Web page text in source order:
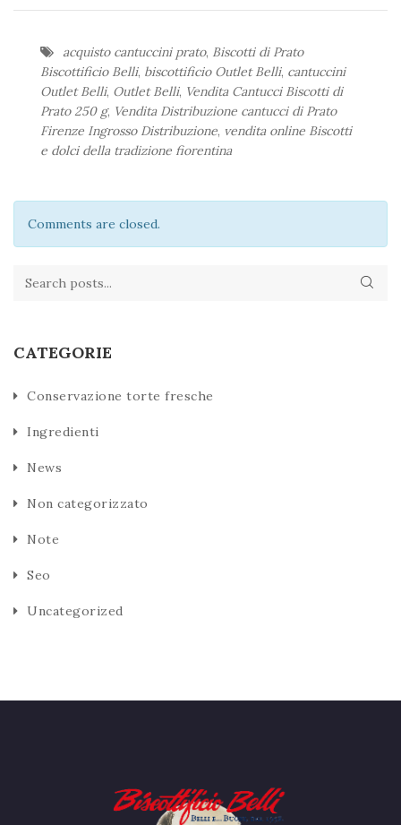
acquisto cantuccini prato, Biscotti di Prato
Biscottificio Belli, biscottificio Outlet Belli, cantuccini
Outlet Belli, Outlet Belli, Vendita Cantucci Biscotti di
Prato 250 g, Vendita Distribuzione cantucci di Prato
Firenze Ingrosso Distribuzione, vendita online Biscotti
e dolci della tradizione fiorentina
Comments are closed.
CATEGORIE
Conservazione torte fresche
Ingredienti
News
Non categorizzato
Note
Seo
Uncategorized